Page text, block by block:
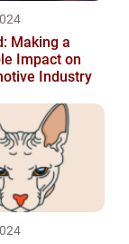
Making a
Impact on
Industry